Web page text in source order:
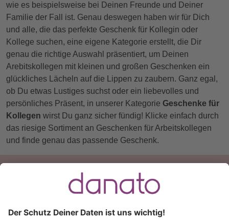
wie es beispielsweise bei Deinen Freunde und Deiner
Familie der Fall ist. Genau deswegen haben wir für Dich
und alle, die das perfekte Geschenk für Kollegin oder
Kollege suchen, eine eigene Kategorie erstellt, die Dir
genau die richtige Auswahl präsentiert, um Deinen
Arebitskollegen mit kleinen und großen Geschenken ein
glückliches Lächeln auf die Lippen zu zaubern. Ganz egal,
ob Du etwas Lustiges suchst oder ein liebevolles und
persönliches Präsent, in unserer Kategorie Geschenke für
Kollegen wirst Du ganz sicher fündig! Klicke einfach durch
das riesige Sortiment an Geschenken für Arbeitskollegen
und finde genau das passende Geschenk.
Du hast eine Frage?
+49 (0) 511 51 56 0300
schreib uns eineE-Mail